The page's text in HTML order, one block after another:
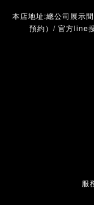
本店地址:總公司展示
預約）/ 官方line
服